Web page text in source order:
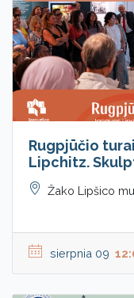
Rugpjūčio
Lipchitz.
Žako Lipšico
sierpnia 09